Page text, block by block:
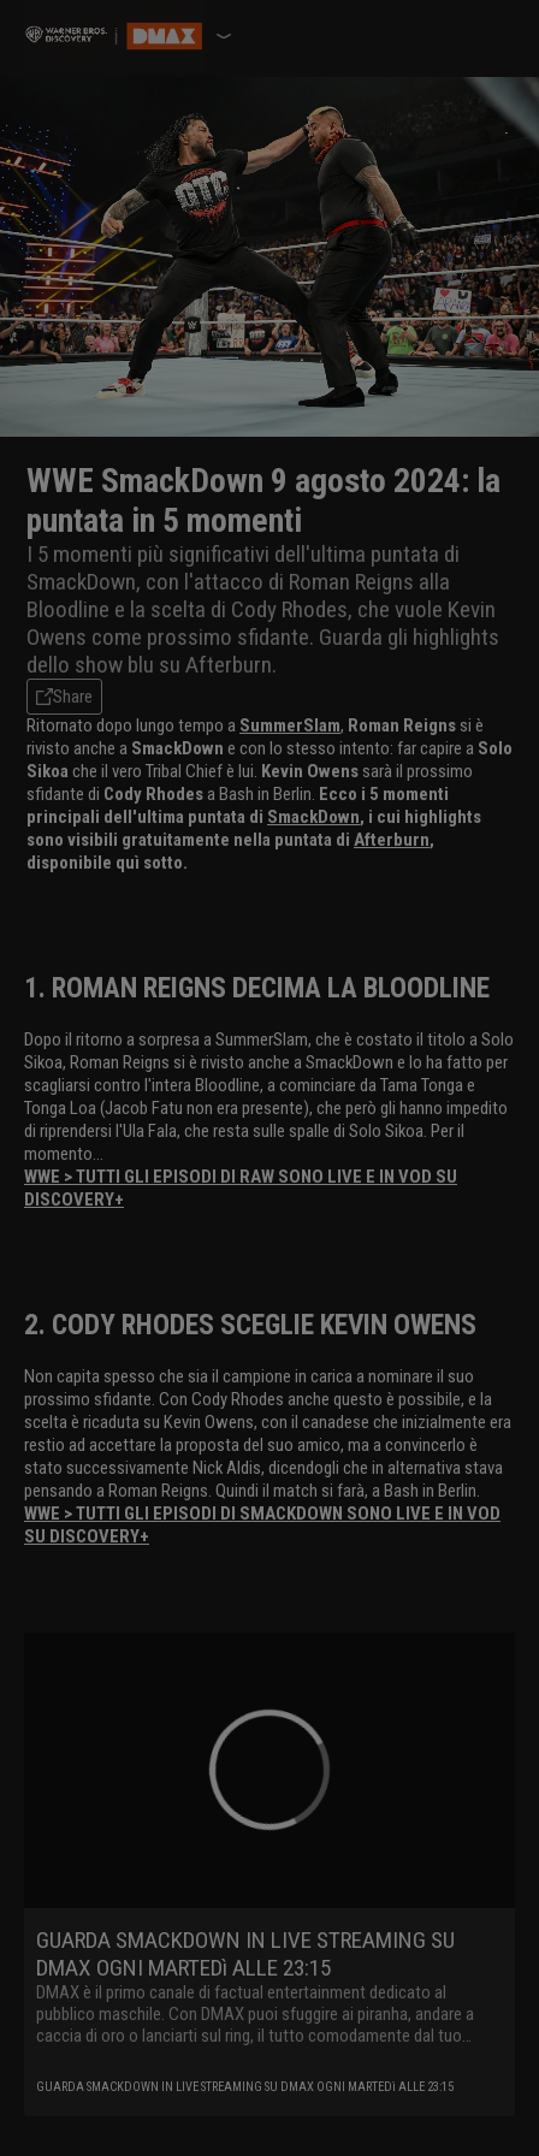
WWE SmackDown 9 agosto 2024: la
puntata in 5 momenti
I 5 momenti più significativi dell'ultima puntata di
SmackDown, con l'attacco di Roman Reigns alla
Bloodline e la scelta di Cody Rhodes, che vuole Kevin
Owens come prossimo sfidante. Guarda gli highlights
dello show blu su Afterburn.
Share
Ritornato dopo lungo tempo a SummerSlam, Roman Reigns si è
rivisto anche a SmackDown e con lo stesso intento: far capire a Solo
Sikoa che il vero Tribal Chief è lui. Kevin Owens sarà il prossimo
sfidante di Cody Rhodes a Bash in Berlin. Ecco i 5 momenti
principali dell'ultima puntata di SmackDown, i cui highlights
sono visibili gratuitamente nella puntata di Afterburn,
disponibile quì sotto.
1. ROMAN REIGNS DECIMA LA BLOODLINE
Dopo il ritorno a sorpresa a SummerSlam, che è costato il titolo a Solo
Sikoa, Roman Reigns si è rivisto anche a SmackDown e lo ha fatto per
scagliarsi contro l'intera Bloodline, a cominciare da Tama Tonga e
Tonga Loa (Jacob Fatu non era presente), che però gli hanno impedito
di riprendersi l'Ula Fala, che resta sulle spalle di Solo Sikoa. Per il
momento...
WWE > TUTTI GLI EPISODI DI RAW SONO LIVE E IN VOD SU
DISCOVERY+
2. CODY RHODES SCEGLIE KEVIN OWENS
Non capita spesso che sia il campione in carica a nominare il suo
prossimo sfidante. Con Cody Rhodes anche questo è possibile, e la
scelta è ricaduta su Kevin Owens, con il canadese che inizialmente era
restio ad accettare la proposta del suo amico, ma a convincerlo è
stato successivamente Nick Aldis, dicendogli che in alternativa stava
pensando a Roman Reigns. Quindi il match si farà, a Bash in Berlin.
WWE > TUTTI GLI EPISODI DI SMACKDOWN SONO LIVE E IN VOD
SU DISCOVERY+
GUARDA SMACKDOWN IN LIVE STREAMING SU
DMAX OGNI MARTEDì ALLE 23:15
DMAX è il primo canale di factual entertainment dedicato al
pubblico maschile. Con DMAX puoi sfuggire ai piranha, andare a
caccia di oro o lanciarti sul ring, il tutto comodamente dal tuo
GUARDA SMACKDOWN IN LIVE STREAMING SU DMAX OGNI MARTEDì ALLE 23:15